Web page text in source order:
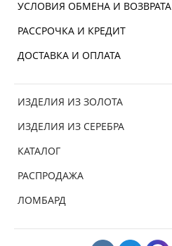
УСЛОВИЯ ОБМЕНА И ВОЗВРАТА
РАССРОЧКА И КРЕДИТ
ДОСТАВКА И ОПЛАТА
ИЗДЕЛИЯ ИЗ ЗОЛОТА
ИЗДЕЛИЯ ИЗ СЕРЕБРА
КАТАЛОГ
РАСПРОДАЖА
ЛОМБАРД